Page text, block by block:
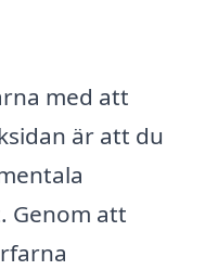
med att
är att du
Genom att